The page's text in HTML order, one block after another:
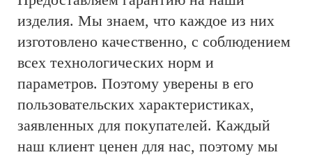
изделия. Мы знаем, что каждое из них
изготовлено качественно, с соблюдением
всех технологических норм и
параметров. Поэтому уверены в его
пользовательских характеристиках,
заявленных для покупателей. Каждый
наш клиент ценен для нас, поэтому мы